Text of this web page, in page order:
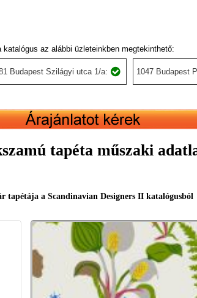
katalógus az alábbi üzleteinkben megtekinthető:
Budapest Szilágyi utca 1/a: 1047 Budapest
tapéta műszaki
tapétája a Scandinavian Designers II katalógusból